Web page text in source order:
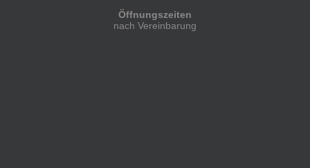
Öffnungszeiten
nach Vereinbarung